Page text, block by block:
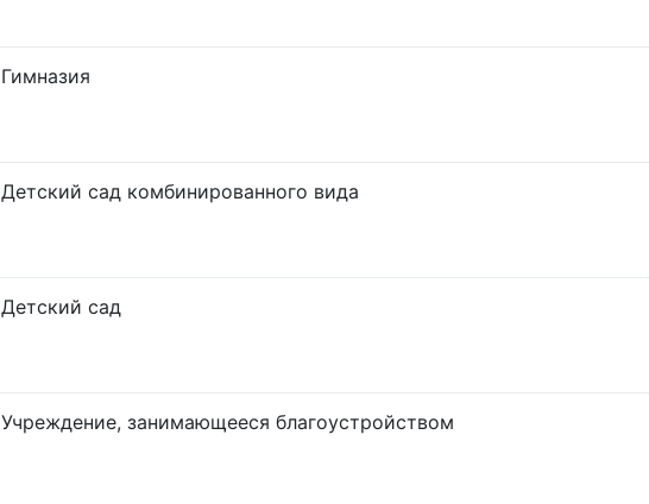
Гимназия
Детский сад комбинированного вида
Детский сад
Учреждение, занимающееся благоустройством